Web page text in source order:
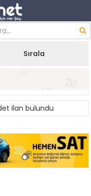
Sırala
ilan bulundu